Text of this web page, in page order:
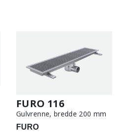
FURO 116
Gulvrenne, bredde 200 mm
FURO